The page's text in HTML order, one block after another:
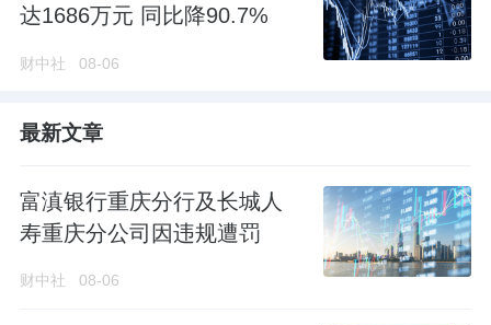
达1686万元 同比降90.7%
财中社 08-06
最新文章
富滇银行重庆分行及长城人
寿重庆分公司因违规遭罚
财中社 08-06